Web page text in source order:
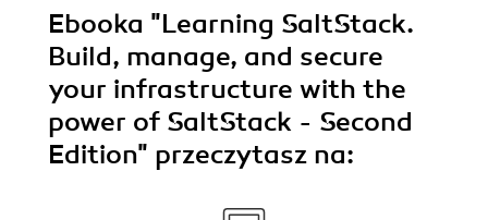
Ebooka "Learning SaltStack.
Build, manage, and secure
your infrastructure with the
power of SaltStack - Second
Edition" przeczytasz na: